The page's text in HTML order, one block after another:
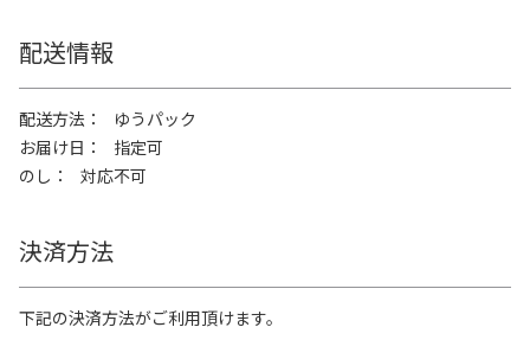
配送情報
配送方法
ゆうパック
お届け日
指定可
のし
対応不可
決済方法
下記の決済方法がご利用頂けます。